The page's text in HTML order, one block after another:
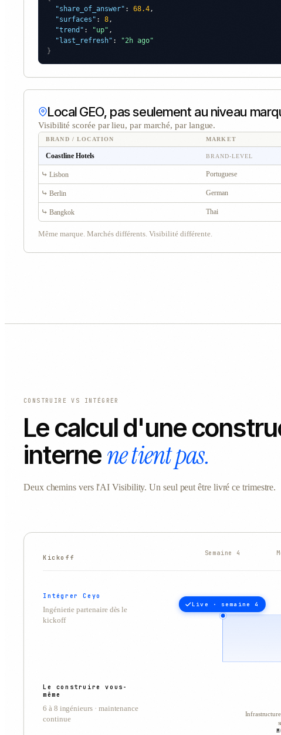
"share_of_answer" : 68.4,
"surfaces" : 8,
"trend" : "up" ,
"last_refresh" :
"2h ago"
}
Local GEO, pas seulement au niveau
Visibilité scorée par lieu, par marché, par langue.
BRAND / LOCATION MARKET
Coastline Hotels BRAND-LEVEL
⤷ Lisbon Portuguese
⤷ Berlin German
⤷ Bangkok Thai
Même marque. Marchés différents. Visibilité différente.
CONSTRUIRE VS INTÉGRER
Le calcul d'une
internene tient pas.
Deux chemins vers l'AI Visibility. Un seul peut être livré ce trimestre.
Kickoff
Semaine 4
Intégrer Ceyo
Ingénierie partenaire dès le
kickoff
Live · semaine 4
Le construire vous-
même
6 à 8 ingénieurs · maintenance
continue